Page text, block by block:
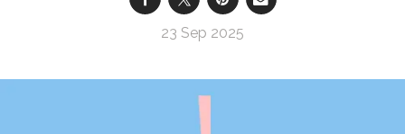
23 Sep 2025